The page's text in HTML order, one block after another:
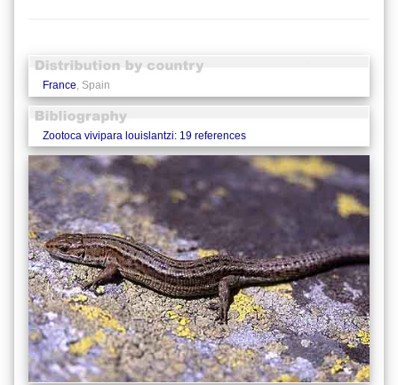
France, Spain
Zootoca vivipara louislantzi: 19 references